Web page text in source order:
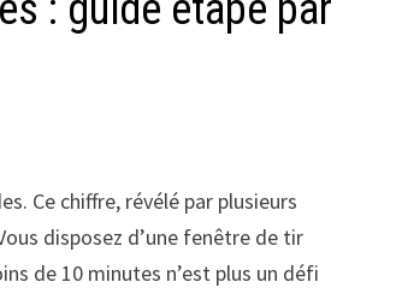
: guide étape par
Ce chiffre, révélé par plusieurs
disposez d’une fenêtre de tir
de 10 minutes n’est plus un défi